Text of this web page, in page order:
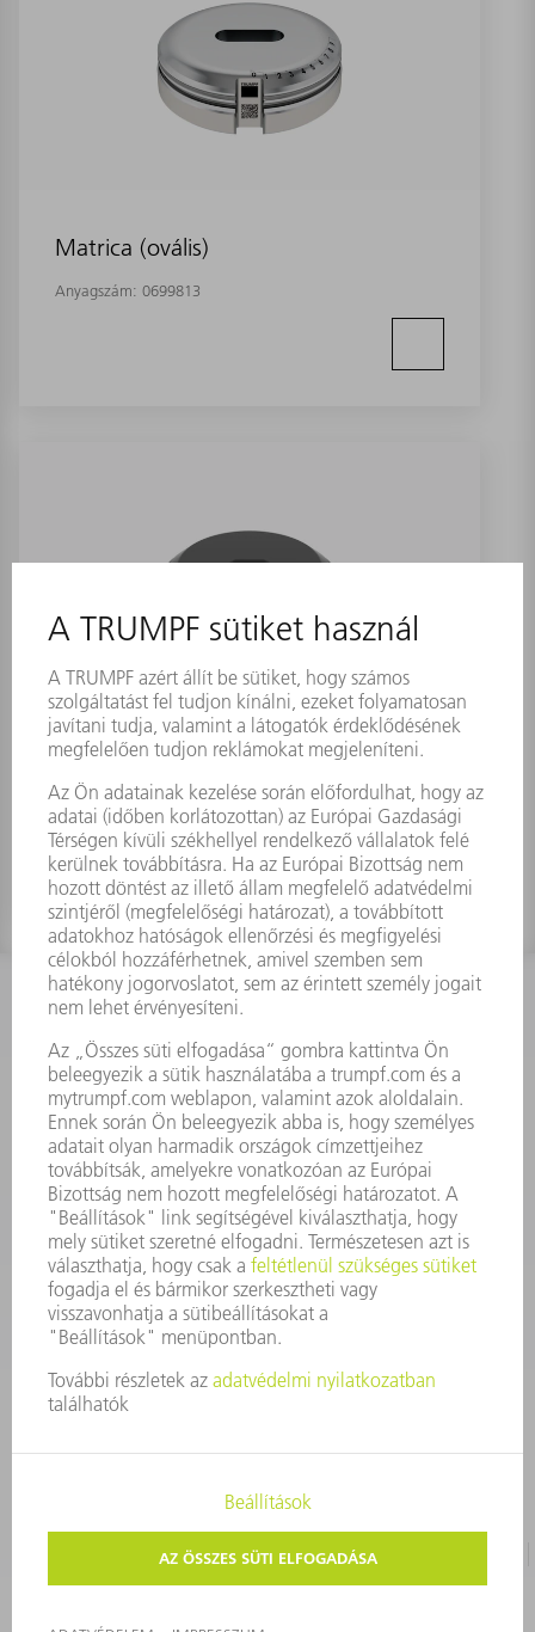
Matrica (ovális)
Anyagszám: 0699813
Lehúzó (ovális)
Anyagszám:0699823
KAPCSOLAT
Szerszám
3628576045
08.00 - 16.30
szerszam@hu.trumpf.com
KAPCSOLAT
Alkatrész
3628576035
08.00 - 16.30
alkatresz@hu.trumpf.com
ADATVÉDELEM
SZERZŐI JOG ÉS MÁRKAJELZÉS
HASZNÁLATI FELTÉTELEK
ÁSZF ÉS EGYÉB DOKUMENTUMOK